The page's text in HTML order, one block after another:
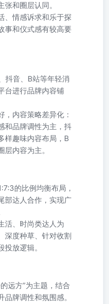
和圈层认同。
、情感诉求和乐于探
事和仪式感有较高要
抖音、B站等年轻消
台进行品牌内容铺
，内容策略差异化：
和品牌调性为主，抖
样趣味内容布局，B
内容为主。
的比例均衡布局，
部达人合作，实现广
活、时尚类达人为
深度种草、针对收割
放逻辑。
远方”为主题，结合
牌调性和氛围感。